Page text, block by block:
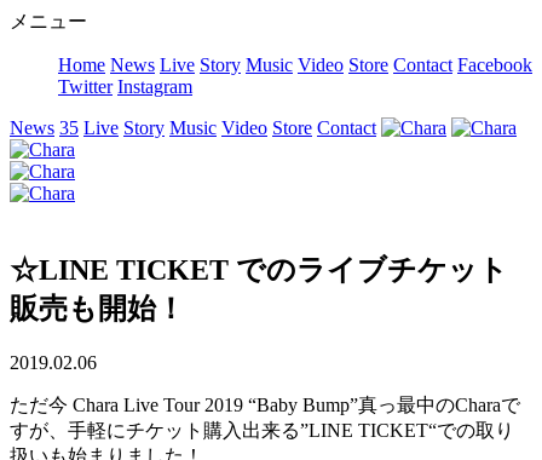
メニュー
Home News Live Story Music Video Store Contact Facebook
Twitter Instagram
News 35 Live Story Music Video Store Contact
☆LINE TICKET でのライブチケット
販売も開始！
2019.02.06
ただ今 Chara Live Tour 2019 “Baby Bump”真っ最中のCharaで
すが、手軽にチケット購入出来る”LINE TICKET“での取り
扱いも始まりました！